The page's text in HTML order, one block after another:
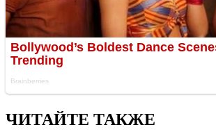
ЧИТАЙТЕ ТАКЖЕ